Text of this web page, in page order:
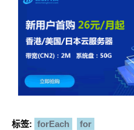
标签: forEach for